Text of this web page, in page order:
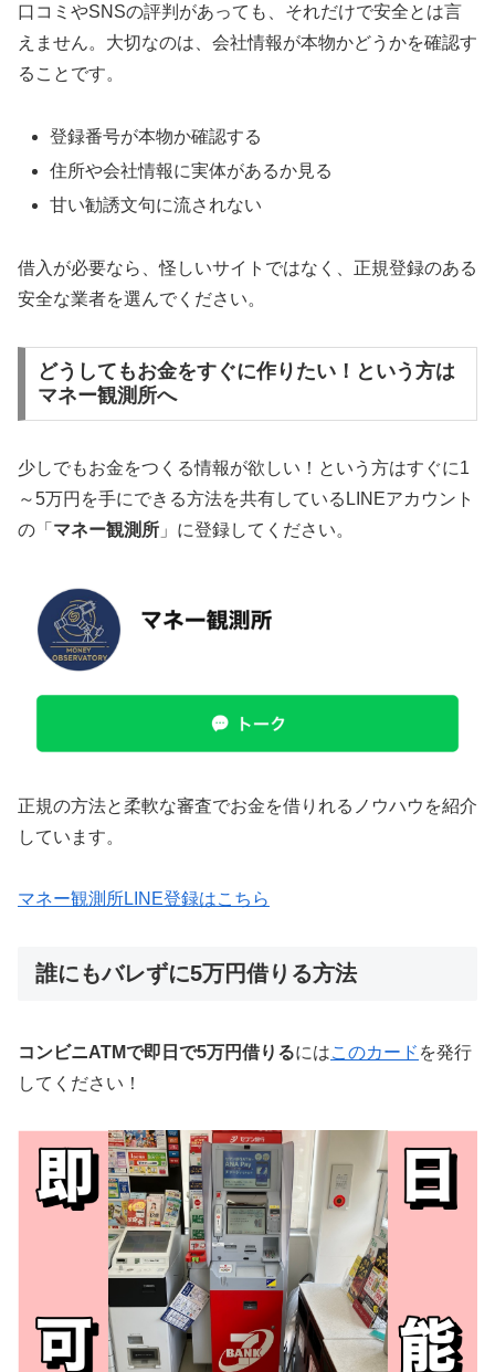
口コミやSNSの評判があっても、それだけで安全とは言
えません。大切なのは、会社情報が本物かどうかを確認す
ることです。
登録番号が本物か確認する
住所や会社情報に実体があるか見る
甘い勧誘文句に流されない
借入が必要なら、怪しいサイトではなく、正規登録のある
安全な業者を選んでください。
どうしてもお金をすぐに作りたい！という方は
マネー観測所へ
少しでもお金をつくる情報が欲しい！という方はすぐに1
～5万円を手にできる方法を共有しているLINEアカウント
の「 マネー観測所 」に登録してください。
正規の方法と柔軟な審査でお金を借りれるノウハウを紹介
しています。
マネー観測所LINE登録はこちら
誰にもバレずに5万円借りる方法
コンビニATMで即日で5万円借りるにはこのカード を発行
してください！